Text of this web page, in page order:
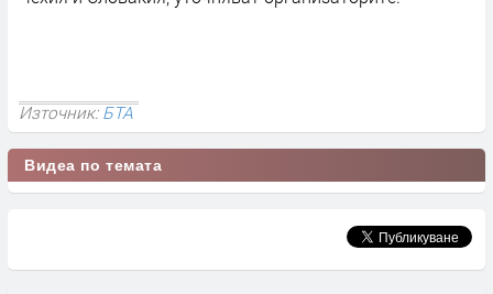
Източник:БТА
Видеа по темата